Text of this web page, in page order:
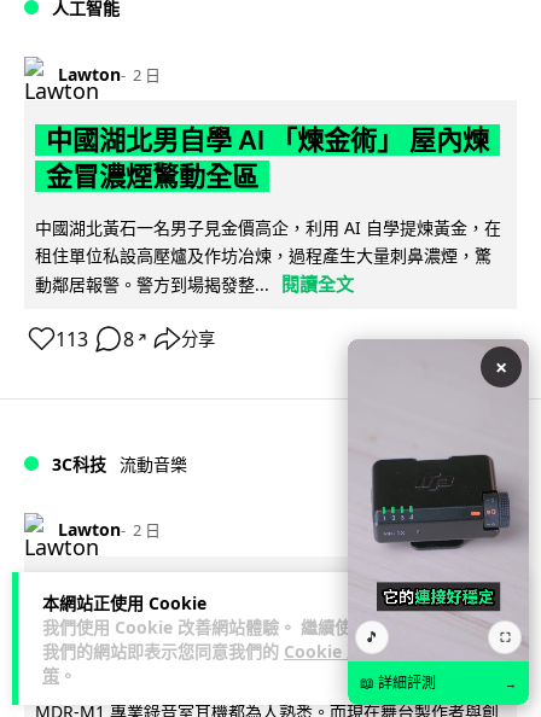
本網站正使用 Cookie
我們使用 Cookie 改善網站體驗。 繼續使用
我們的網站即表示您同意我們的 Cookie 政
策 。
人工智能
Lawton 2 日
中國湖北男自學 AI 「煉金術」 屋內煉
金冒濃煙驚動全區
中國湖北黃石一名男子見金價高企，利用 AI 自學提煉黃金，在
租住單位私設高壓爐及作坊冶煉，過程產生大量刺鼻濃煙，驚
動鄰居報警。警方到場揭發整...
閱讀全文
113 8 ↗ 分享
3C科技 流動音樂
Lawton 2 日 89
【評測】Sony IER-M500 入耳式監聽
耳機：現場拍攝、後製監聽與人聲利器
談到專業混音專用的聲音監聽耳機，Sony 經典 MDR-7506 到
MDR-M1 專業錄音室耳機都為人熟悉。而現在舞台製作者與創
×
🎵 ⛶
📖 詳細評測 →